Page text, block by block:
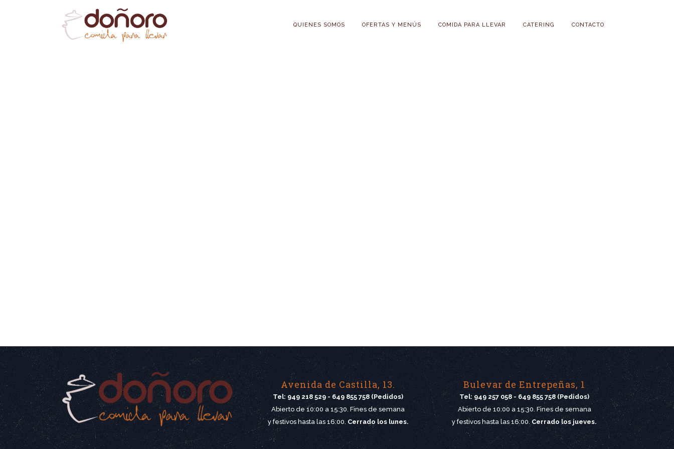
QUIENES SOMOS OFERTAS Y MENÚS COMIDA PARA LLEVAR CATERING CONTACTO
Avenida de Castilla, 13.
Tel: 949 218 529 - 649 855 758 (Pedidos)
Abierto de 10:00 a 15:30. Fines de semana
y festivos hasta las 16:00. Cerrado los lunes.
Bulevar de Entrepeñas, 1
Tel: 949 257 058 - 649 855 758 (Pedidos)
Abierto de 10:00 a 15:30. Fines de semana
y festivos hasta las 16:00. Cerrado los jueves.